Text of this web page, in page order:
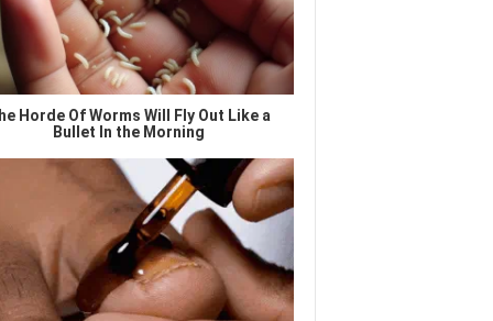
Horde Of Worms Will Fly Out Like a
Bullet In the Morning